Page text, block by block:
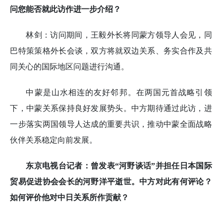
问您能否就此访作进一步介绍？
林剑：访问期间，王毅外长将同蒙方领导人会见，同
巴特策策格外长会谈，双方将就双边关系、务实合作及共
同关心的国际地区问题进行沟通。
中蒙是山水相连的友好邻邦。在两国元首战略引领
下，中蒙关系保持良好发展势头。中方期待通过此访，进
一步落实两国领导人达成的重要共识，推动中蒙全面战略
伙伴关系稳定向前发展。
东京电视台记者：曾发表“河野谈话”并担任日本国际
贸易促进协会会长的河野洋平逝世。中方对此有何评论？
如何评价他对中日关系所作贡献？